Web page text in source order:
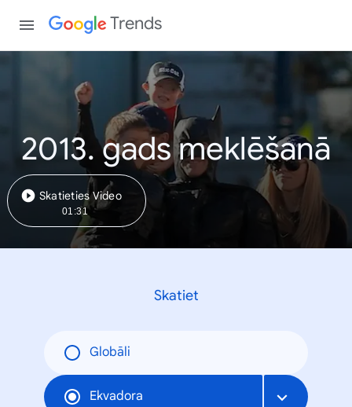
Trends
2013. gads meklēšanā
Skatieties Video
01:31
Skatiet
Globāli
Ekvadora